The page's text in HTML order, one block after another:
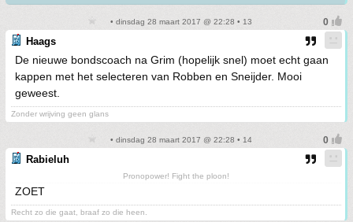
• dinsdag 28 maart 2017 @ 22:28 • 13
Haags
De nieuwe bondscoach na Grim (hopelijk snel) moet echt gaan
kappen met het selecteren van Robben en Sneijder. Mooi
geweest.
Zonder wrijving geen glans
• dinsdag 28 maart 2017 @ 22:28 • 14
Rabieluh
Pronopower! Fight the ploon!
ZOET
Recht zo die gaat, braaf zo die heen.